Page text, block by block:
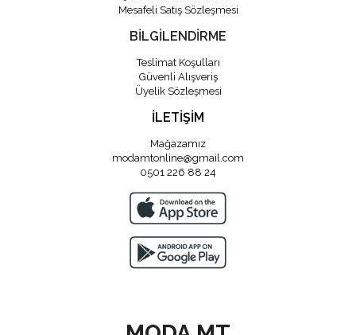
Mesafeli Satış Sözleşmesi
BİLGİLENDİRME
Teslimat Koşulları
Güvenli Alışveriş
Üyelik Sözleşmesi
İLETİŞİM
Mağazamız
modamtonline@gmail.com
0501 226 88 24